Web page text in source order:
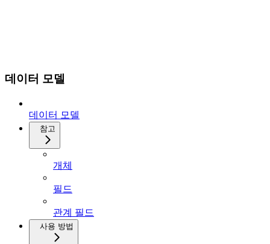
데이터 모델
데이터 모델
참고
개체
필드
관계 필드
사용 방법